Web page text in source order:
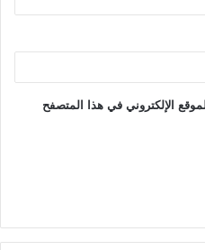
الإلكتروني في هذا المتصفح